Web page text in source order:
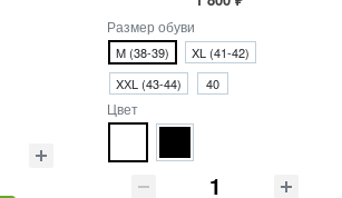
Размер обуви
M (38-39)
XL (41-42)
XХL (43-44)
40
Цвет